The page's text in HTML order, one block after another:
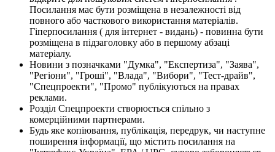
Посилання має бути розміщена в незалежності від
повного або часткового використання матеріалів.
Гіперпосилання ( для інтернет - видань) - повинна бути
розміщена в підзаголовку або в першому абзаці
матеріалу.
Новини з позначками "Думка", "Експертиза", "Заява",
"Регіони", "Гроші", "Влада", "Вибори", "Тест-драйв",
"Спецпроекти", "Промо" публікуються на правах
реклами.
Розділ Спецпроекти створюється спільно з
комерційними партнерами.
Будь яке копіювання, публікація, передрук, чи наступне
поширення інформації, що містить посилання на